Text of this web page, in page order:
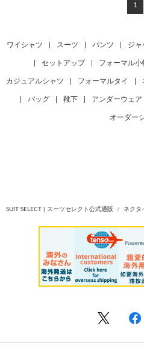
1
ワイシャツ スーツ パンツ ジャ
セットアップ フォーマル小
カジュアルシャツ フォーマルタイ
バッグ 靴下 アンダーウェア
オーダー
SUIT SELECT | スーツセレクト公式通販 ネクタ